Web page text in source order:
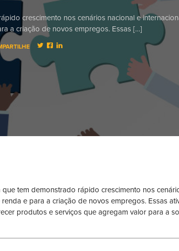
crescimento nos cenários nacional e
a criação de novos empregos. Essas […]
tem demonstrado rápido crescimento nos
e para a criação de novos empregos. Essas
produtos e serviços que agregam valor para a